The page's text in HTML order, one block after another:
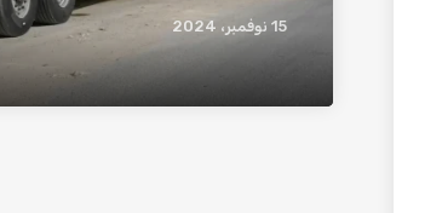
15 نوفمبر، 2024